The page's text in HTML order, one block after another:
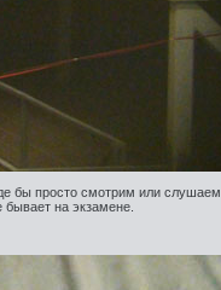
бы просто смотрим или слушаем
на экзамене.